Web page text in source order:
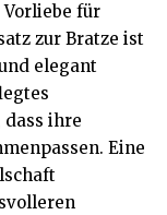
für
zur Bratze ist
elegant
ihre
Eine